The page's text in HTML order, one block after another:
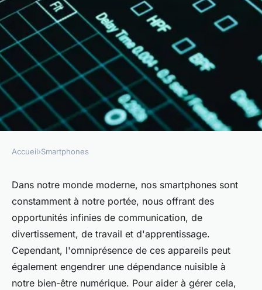
SMARTPHONES
Comment activer les
fonctionnalités de bien-être
numérique sur un Samsung
Galaxy A52 pour limiter
l'utilisation des applications?
Accueil›Smartphones
Dans notre monde moderne, nos smartphones sont
constamment à notre portée, nous offrant des
opportunités infinies de communication, de
divertissement, de travail et d'apprentissage.
Cependant, l'omniprésence de ces appareils peut
également engendrer une dépendance nuisible à
notre bien-être numérique. Pour aider à gérer cela,